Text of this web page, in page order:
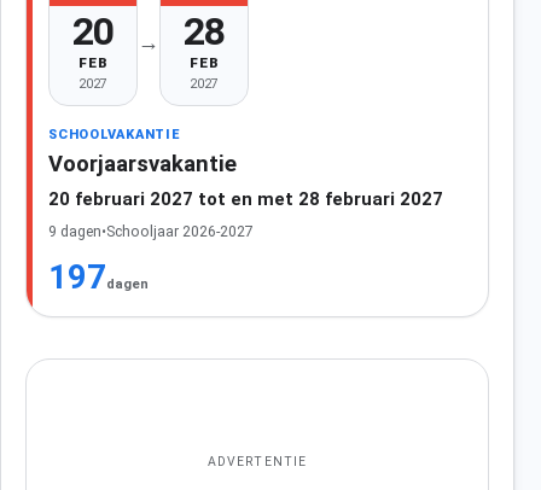
20
FEB
2027
→ 28
FEB
2027
SCHOOLVAKANTIE
Voorjaarsvakantie
20 februari 2027 tot en met 28 februari 2027
9 dagen•Schooljaar 2026-2027
197dagen
ADVERTENTIE